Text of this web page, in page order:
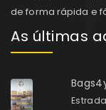
de forma rápida e
As últimas